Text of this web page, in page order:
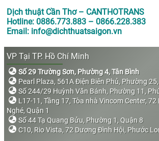
Dịch thuật Cần Thơ – CANTHOTRANS
Hotline: 0886.773.883 – 0866.228.383
Email: info@dichthuatsaigon.vn
VP Tại TP. Hồ Chí Minh
Số 29 Trường Sơn, Phường 4, Tân Bình
Pearl Plaza, 561A Điện Biên Phủ, Phường
Số 244/29 Huỳnh Văn Bánh, Phường 11,
L17-11, Tầng 17, Tòa nhà Vincom Center, 72
Nghé, Quận 1
Số 44 Tạ Quang Bửu, Phường 1, Quận 8
C10, Rio Vista, 72 Dương Đình Hội, Phước